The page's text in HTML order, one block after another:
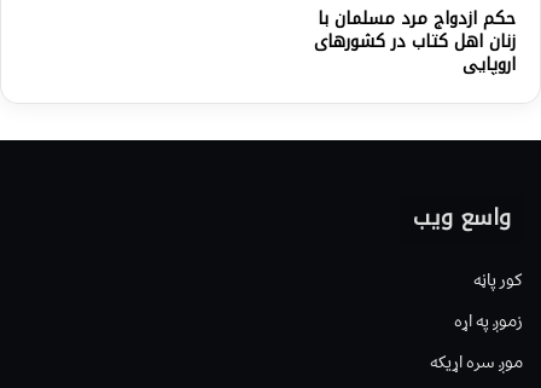
حكم ازدواج مرد مسلمان با
زنان اهل كتاب در كشورهای
اروپايی
واسع ویب
کور پاڼه
زموږ په اړه
موږ سره اړیکه